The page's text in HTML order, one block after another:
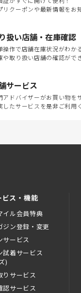
リクーポンや最新情報をお
扱い店舗・在庫確認
操作で店舗在庫状況がわか
や取り扱い店舗の確認ができ
サービス
アドバイザーがお買い物を
したサービスを是非ご利用
ス・機能
イル会員特典
ジン登録・変更
サービス
試着サービス
)
りサービス
認サービス